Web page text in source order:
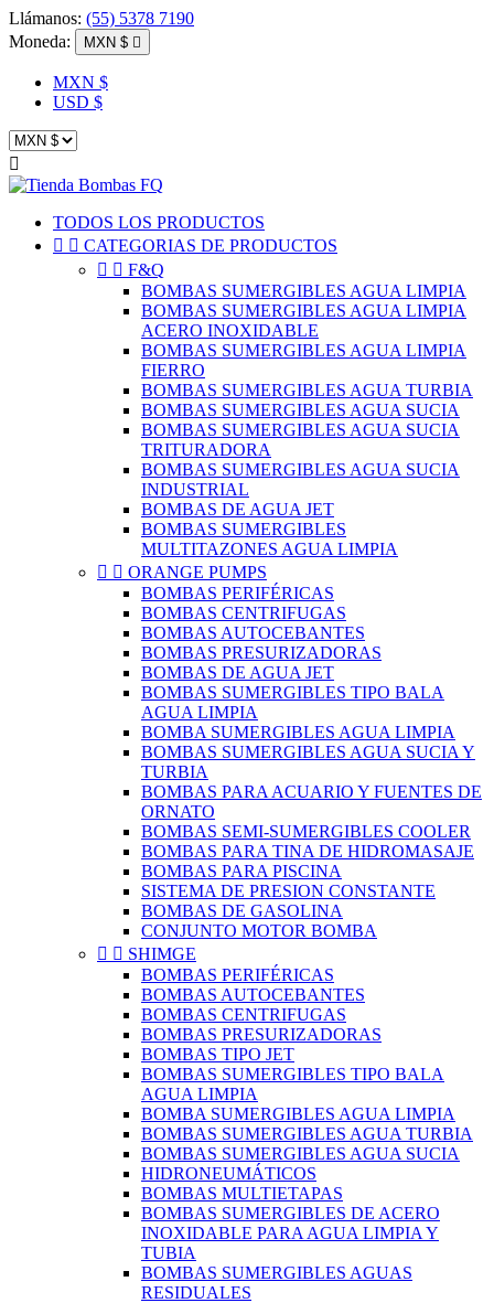
Llámanos: (55) 5378 7190
Moneda:
MXN $ 
MXN $
USD $

TODOS LOS PRODUCTOS
  CATEGORIAS DE PRODUCTOS
  F&Q
BOMBAS SUMERGIBLES AGUA LIMPIA
BOMBAS SUMERGIBLES AGUA LIMPIA
ACERO INOXIDABLE
BOMBAS SUMERGIBLES AGUA LIMPIA
FIERRO
BOMBAS SUMERGIBLES AGUA TURBIA
BOMBAS SUMERGIBLES AGUA SUCIA
BOMBAS SUMERGIBLES AGUA SUCIA
TRITURADORA
BOMBAS SUMERGIBLES AGUA SUCIA
INDUSTRIAL
BOMBAS DE AGUA JET
BOMBAS SUMERGIBLES
MULTITAZONES AGUA LIMPIA
  ORANGE PUMPS
BOMBAS PERIFÉRICAS
BOMBAS CENTRIFUGAS
BOMBAS AUTOCEBANTES
BOMBAS PRESURIZADORAS
BOMBAS DE AGUA JET
BOMBAS SUMERGIBLES TIPO BALA
AGUA LIMPIA
BOMBA SUMERGIBLES AGUA LIMPIA
BOMBAS SUMERGIBLES AGUA SUCIA Y
TURBIA
BOMBAS PARA ACUARIO Y FUENTES DE
ORNATO
BOMBAS SEMI-SUMERGIBLES COOLER
BOMBAS PARA TINA DE HIDROMASAJE
BOMBAS PARA PISCINA
SISTEMA DE PRESION CONSTANTE
BOMBAS DE GASOLINA
CONJUNTO MOTOR BOMBA
  SHIMGE
BOMBAS PERIFÉRICAS
BOMBAS AUTOCEBANTES
BOMBAS CENTRIFUGAS
BOMBAS PRESURIZADORAS
BOMBAS TIPO JET
BOMBAS SUMERGIBLES TIPO BALA
AGUA LIMPIA
BOMBA SUMERGIBLES AGUA LIMPIA
BOMBAS SUMERGIBLES AGUA TURBIA
BOMBAS SUMERGIBLES AGUA SUCIA
HIDRONEUMÁTICOS
BOMBAS MULTIETAPAS
BOMBAS SUMERGIBLES DE ACERO
INOXIDABLE PARA AGUA LIMPIA Y
TUBIA
BOMBAS SUMERGIBLES AGUAS
RESIDUALES